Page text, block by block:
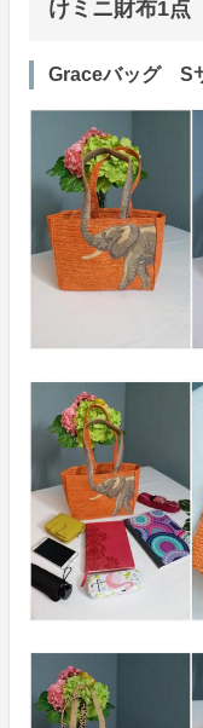
けミニ財布1点
Graceバッグ S